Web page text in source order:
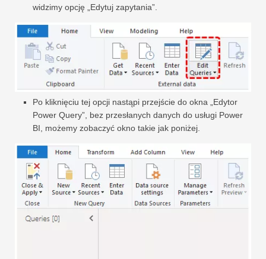
widzimy opcję „Edytuj zapytania”.
Po kliknięciu tej opcji nastąpi przejście do okna „Edytor
Power Query”, bez przesłanych danych do usługi Power
BI, możemy zobaczyć okno takie jak poniżej.